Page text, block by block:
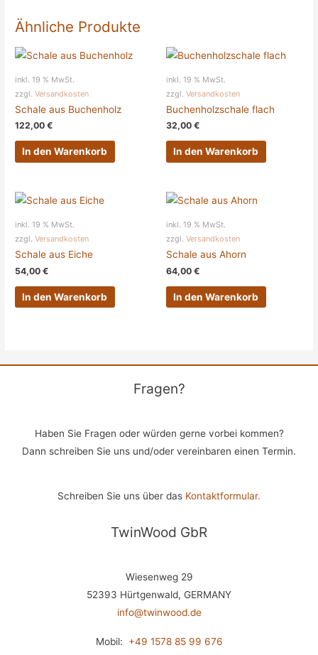
Ähnliche Produkte
inkl. 19 % MwSt.
zzgl.Versandkosten
Schale aus Buchenholz
122,00€
In den Warenkorb
inkl. 19 % MwSt.
zzgl. Versandkosten
Buchenholzschale flach
32,00 €
In den Warenkorb
inkl. 19 % MwSt.
zzgl.Versandkosten
Schale aus Eiche
54,00€
In den Warenkorb
inkl. 19 % MwSt.
zzgl. Versandkosten
Schale aus Ahorn
64,00 €
In den Warenkorb
Fragen?
Haben Sie Fragen oder würden gerne vorbei kommen?
Dann schreiben Sie uns und/oder vereinbaren einen Termin.
Schreiben Sie uns über das Kontaktformular.
TwinWood GbR
Wiesenweg 29
52393 Hürtgenwald, GERMANY
info@twinwood.de
Mobil: +49 1578 85 99 676